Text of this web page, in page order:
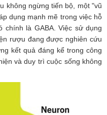
không ngừng tiến bộ, một "vũ
dụng mạnh mẽ trong việc hỗ
là GABA. Việc sử dụng
rượu đang được nghiên cứu
kết quả đáng kể trong công
và duy trì cuộc sống không